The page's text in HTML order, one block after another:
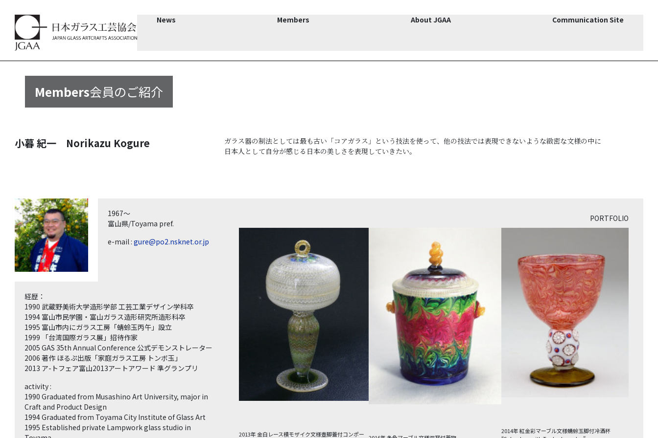
News Members About JGAA Communication Site
Members会員のご紹介
小暮 紀一 Norikazu Kogure
1967～
富山県/Toyama pref.
e-mail : gure@po2.nsknet.or.jp
経歴：
1990 武蔵野美術大学造形学部 工芸工業デザイン学科卒
1994 富山市民学園・富山ガラス造形研究所造形科卒
1995 富山市内にガラス工房「蜻蛉玉丙午」設立
1999 「台湾国際ガラス展」招待作家
2005 GAS 35th Annual Conference 公式デモンストレーター
2006 著作 ほるぷ出版「家庭ガラス工房 トンボ玉」
2013 ア-トフェア富山2013アートアワード 準グランプリ
activity :
1990 Graduated from Musashino Art University, major in
Craft and Product Design
1994 Graduated from Toyama City Institute of Glass Art
1995 Established private Lampwork glass studio in
ガラス器の制法としては最も古い「コアガラス」という技法を使って、他の技法では表現できないような緻密な文様の中に
日本人として自分が感じる日本の美しさを表現していきたい。
PORTFOLIO
2013年 金白レース積モザイク文様壺脚蓋付コンポー
2014年 紅金彩マーブル文様蜻蛉玉脚付冷酒杯